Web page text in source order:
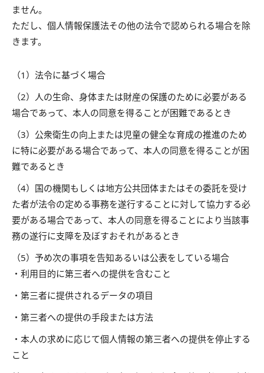
ません。
ただし、個人情報保護法その他の法令で認められる場合を除
きます。
（1）法令に基づく場合
（2）人の生命、身体または財産の保護のために必要がある
場合であって、本人の同意を得ることが困難であるとき
（3）公衆衛生の向上または児童の健全な育成の推進のため
に特に必要がある場合であって、本人の同意を得ることが困
難であるとき
（4）国の機関もしくは地方公共団体またはその委託を受け
た者が法令の定める事務を遂行することに対して協力する必
要がある場合であって、本人の同意を得ることにより当該事
務の遂行に支障を及ぼすおそれがあるとき
（5）予め次の事項を告知あるいは公表をしている場合
・利用目的に第三者への提供を含むこと
・第三者に提供されるデータの項目
・第三者への提供の手段または方法
・本人の求めに応じて個人情報の第三者への提供を停止する
こと